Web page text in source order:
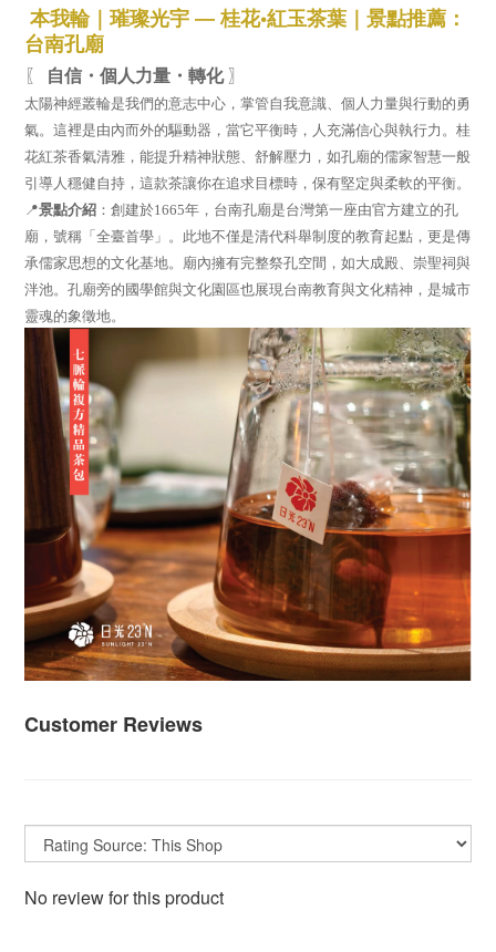
本我輪｜ 璀璨光宇―桂花•紅玉茶葉 ｜ 景點推薦：
台南孔廟
〖 自信・個人力量・轉化 〗
太陽神經叢輪是我們的意志中心，掌管自我意識、個人力量與行動的勇
氣。這裡是由內而外的驅動器，當它平衡時，人充滿信心與執行力。桂
花紅茶香氣清雅，能提升精神狀態、舒解壓力，如孔廟的儒家智慧一般
引導人穩健自持，這款茶讓你在追求目標時，保有堅定與柔軟的平衡。
📍景點介紹 ：創建於1665年，台南孔廟是台灣第一座由官方建立的孔
廟，號稱「全臺首學」。此地不僅是清代科舉制度的教育起點，更是傳
承儒家思想的文化基地。廟內擁有完整祭孔空間，如大成殿、崇聖祠與
泮池。孔廟旁的國學館與文化園區也展現台南教育與文化精神，是城市
靈魂的象徵地。
Customer Reviews
No review for this product